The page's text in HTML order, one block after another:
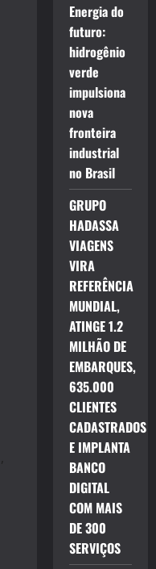
Energia do
futuro:
hidrogênio
verde
impulsiona
nova
fronteira
industrial
no Brasil
GRUPO
HADASSA
VIAGENS
VIRA
REFERÊNCIA
MUNDIAL,
ATINGE 1.2
MILHÃO DE
EMBARQUES,
635.000
CLIENTES
CADASTRADOS
E IMPLANTA
BANCO
DIGITAL
COM MAIS
DE 300
SERVIÇOS